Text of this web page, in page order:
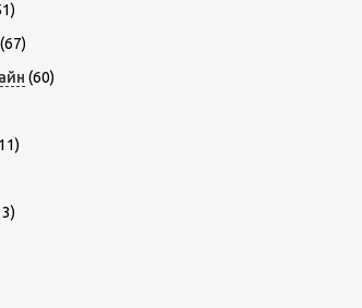
(67)
(60)